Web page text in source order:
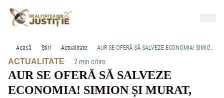
Acasă Știri Actualitate AUR SE OFERĂ SĂ SALVEZE ECONOMIA! SIMION ȘI MURAT, GATA DE NEGOCIERI DIRECTE CU PREMIERUL BOLOJAN
ACTUALITATE· 2 min citire
AUR SE OFERĂ SĂ SALVEZE
ECONOMIA! SIMION ȘI MURAT,